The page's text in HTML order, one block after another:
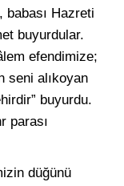
Hazreti
buyurdular.
efendimize;
seni alıkoyan
buyurdu.
parası
düğünü